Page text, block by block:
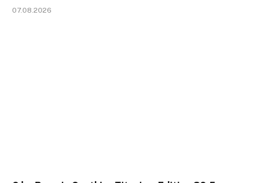
07.08.2026